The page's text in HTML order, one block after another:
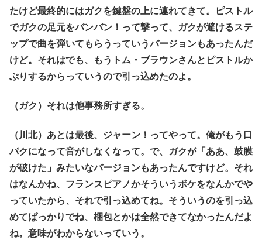
たけど最終的にはガクを鍵盤の上に連れてきて。ピストル
でガクの足元をバンバン！って撃って、ガクが避けるステ
ップで曲を弾いてもらうっていうバージョンもあったんだ
けど。それはでも、もうトム・ブラウンさんとピストルか
ぶりするからっていうので引っ込めたのよ。
（ガク）それは他事務所すぎる。
（川北）あとは最後、ジャーン！ってやって。俺がもう口
パクになって音がしなくなって。で、ガクが「ああ、鼓膜
が破けた」みたいなバージョンもあったんですけど。それ
はなんかね、フランスピアノかそういうボケをなんかでや
っていたから、それで引っ込めてね。そういうのを引っ込
めてばっかりでね、梱包とかは全然できてなかったんだよ
ね。意味がわからないっていう。